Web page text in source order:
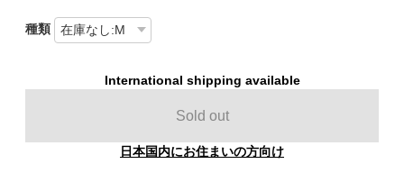
種類
International shipping available
Sold out
日本国内にお住まいの方向け